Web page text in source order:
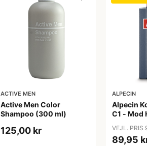
ACTIVE MEN
Active Men Color
Shampoo (300 ml)
125,00 kr
ALPECIN
Alpecin
C1 - Mod
VEJL. PRIS
89,95